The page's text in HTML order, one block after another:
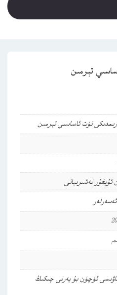
تېرمىن
تۆت ئاساسىي تېرمىن
ئۇيغۇر نەشىرىياتى
ئۈچۈن بۇ يەرنى چىكىڭ